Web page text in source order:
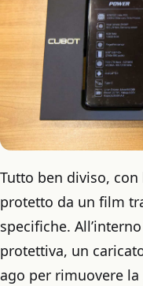
Tutto ben diviso,
protetto da un film
specifiche.
protettiva, un
ago per rimuovere